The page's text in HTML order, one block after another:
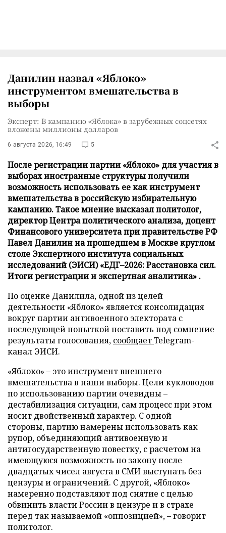
Данилин назвал «Яблоко»
инструментом вмешательства в
выборы
Эксперт: В кампанию «Яблока» в зарубежных соцсетях
вложены миллионы долларов
6 августа 2026, 16:49 5
После регистрации партии «Яблоко» для участия в
выборах иностранные структуры получили
возможность использовать ее как инструмент
вмешательства в российскую избирательную
кампанию. Такое мнение высказал политолог,
директор Центра политического анализа, доцент
Финансового университета при правительстве РФ
Павел Данилин на прошедшем в Москве круглом
столе Экспертного института социальных
исследований (ЭИСИ) «ЕДГ–2026: Расстановка сил.
Итоги регистрации и экспертная аналитика» .
По оценке Данилила, одной из целей
деятельности «Яблоко» является консолидация
вокруг партии антивоенного электората с
последующей попыткой поставить под сомнение
результаты голосования, сообщаетTelegram-
канал ЭИСИ.
«Яблоко» – это инструмент внешнего
вмешательства в наши выборы. Цели кукловодов
по использованию партии очевидны –
дестабилизация ситуации, сам процесс при этом
носит двойственный характер. С одной
стороны, партию намерены использовать как
рупор, объединяющий антивоенную и
антигосударственную повестку, с расчетом на
имеющуюся возможность по закону после
двадцатых чисел августа в СМИ выступать без
цензуры и ограничений. С другой, «Яблоко»
намеренно подставляют под снятие с целью
обвинить власти России в цензуре и в страхе
перед так называемой «оппозицией», – говорит
политолог.